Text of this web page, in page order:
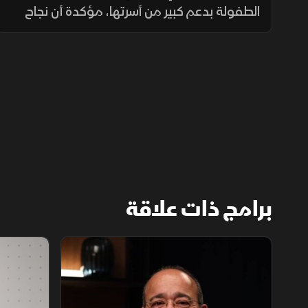
الطفولة بدعم كبير من أسرتها، مؤكدة أن نجاح
الأعمال الكوميدية يعتمد على الموهبة
برامج ذات علاقة
رؤية أخرى مقابلات